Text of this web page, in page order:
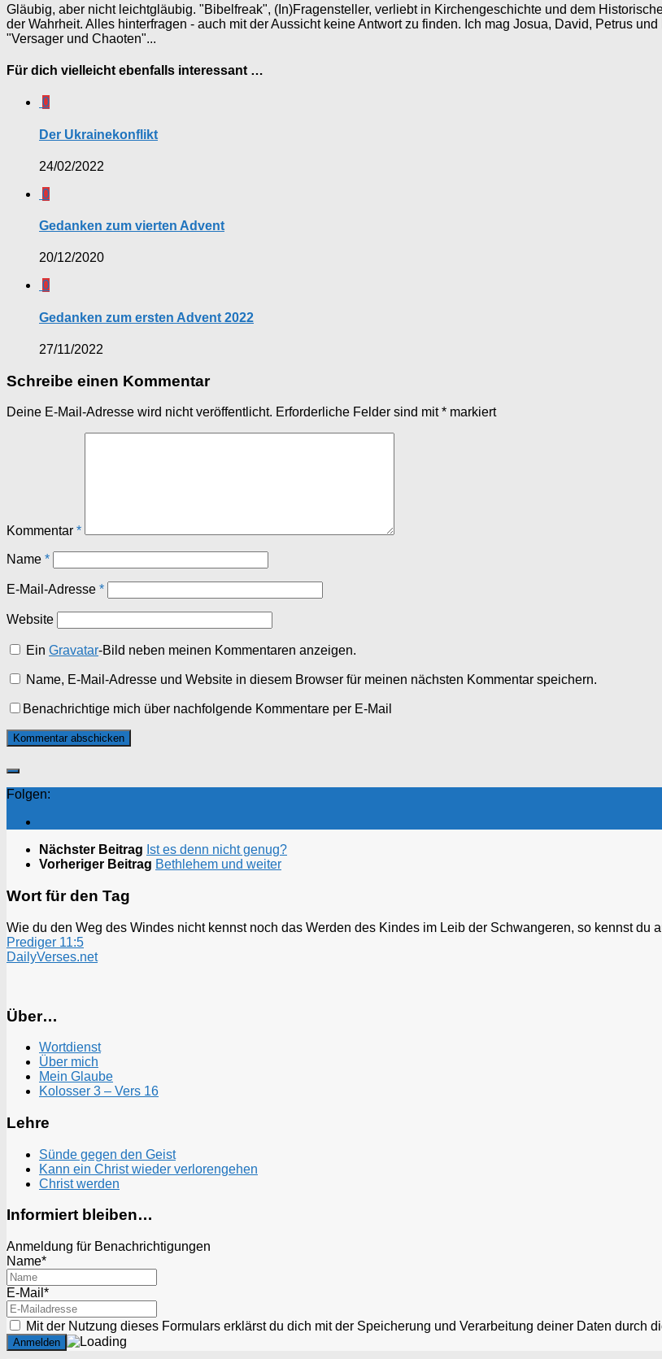
Gläubig, aber nicht leichtgläubig. "Bibelfreak", (In)Fragensteller, verliebt in Kirchengeschichte und dem
der Wahrheit. Alles hinterfragen - auch mit der Aussicht keine Antwort zu finden. Ich mag Josua, David, Petrus
"Versager und Chaoten"...
Für dich vielleicht ebenfalls interessant …
0
Der Ukrainekonflikt
24/02/2022
0
Gedanken zum vierten Advent
20/12/2020
0
Gedanken zum ersten Advent 2022
27/11/2022
Schreibe einen Kommentar
Deine E-Mail-Adresse wird nicht veröffentlicht. Erforderliche Felder sind mit* markiert
Kommentar *
Name *
E-Mail-Adresse *
Website
EinGravatar-Bild neben meinen Kommentaren anzeigen.
Name, E-Mail-Adresse und Website in diesem Browser für meinen nächsten Kommentar speichern.
Benachrichtige mich über nachfolgende Kommentare per E-Mail
Folgen:
Nächster Beitrag Ist es denn nicht genug?
Vorheriger Beitrag Bethlehem und weiter
Wort für den Tag
Wie du den Weg des Windes nicht kennst noch das Werden des Kindes im Leib der Schwangeren, so kennst du
Prediger 11:5
DailyVerses.net
Über…
Wortdienst
Über mich
Mein Glaube
Kolosser 3 – Vers 16
Lehre
Sünde gegen den Geist
Kann ein Christ wieder verlorengehen
Christ werden
Informiert bleiben…
Anmeldung für Benachrichtigungen
Name*
E-Mail*
Mit der Nutzung dieses Formulars erklärst du dich mit der Speicherung und Verarbeitung deiner Daten durch